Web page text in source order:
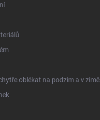
oblékat na podzim a v zimě